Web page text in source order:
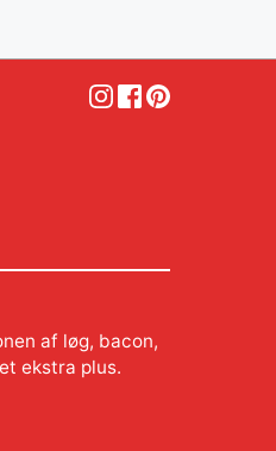
af løg, bacon,
ekstra plus.